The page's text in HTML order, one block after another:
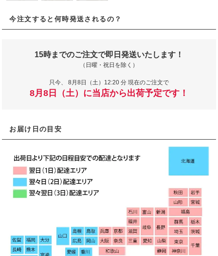
今注文すると何時発送されるの？
15時までのご注文で即日発送いたします！
（日曜・祝日を除く）
只今、 8月8日（土）12:20 分 現在のご注文で
8月8日（土）に当店から出荷予定です！
お届け日の目安